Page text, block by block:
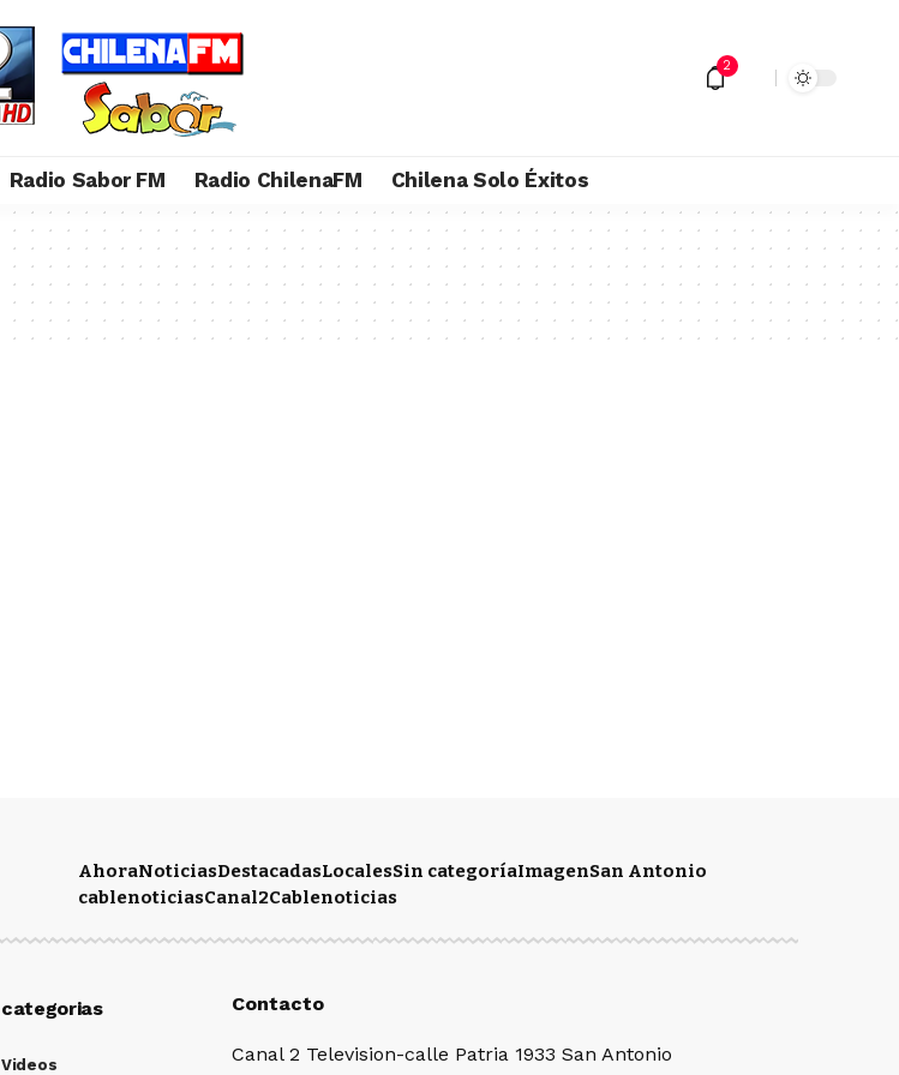
2
Radio Sabor FM Radio ChilenaFM Chilena Solo Éxitos
AhoraNoticiasDestacadasLocalesSin categoríaImagenSan Antonio
cablenoticiasCanal2Cablenoticias
categorias
Videos
Contacto
Canal 2 Television-calle Patria 1933 San Antonio